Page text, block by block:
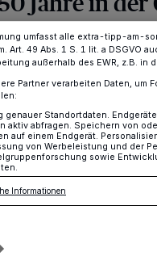
·Zuerst ein
ein engagierter
sich Ferdi Seidelt der
an.
, 11:00 Uhr Eine Minute
gelten innerhalb unseres
finden Sie in unserer
umfasst alle extra-tipp-am-
Art. 49 Abs. 1 S. 1 lit. a DSGVO
außerhalb des EWR, z.B. in
Partner verarbeiten Daten, um
genauer Standortdaten.
aktiv abfragen. Speichern von
auf einem Endgerät.
von Werbeleistung und der
sowie
Informationen